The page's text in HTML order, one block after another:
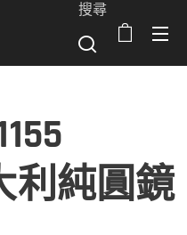
搜尋
利純圓鏡